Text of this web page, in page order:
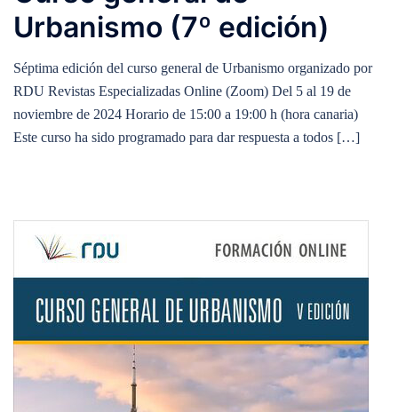
Urbanismo (7º edición)
Séptima edición del curso general de Urbanismo organizado por
RDU Revistas Especializadas Online (Zoom) Del 5 al 19 de
noviembre de 2024 Horario de 15:00 a 19:00 h (hora canaria)
Este curso ha sido programado para dar respuesta a todos […]